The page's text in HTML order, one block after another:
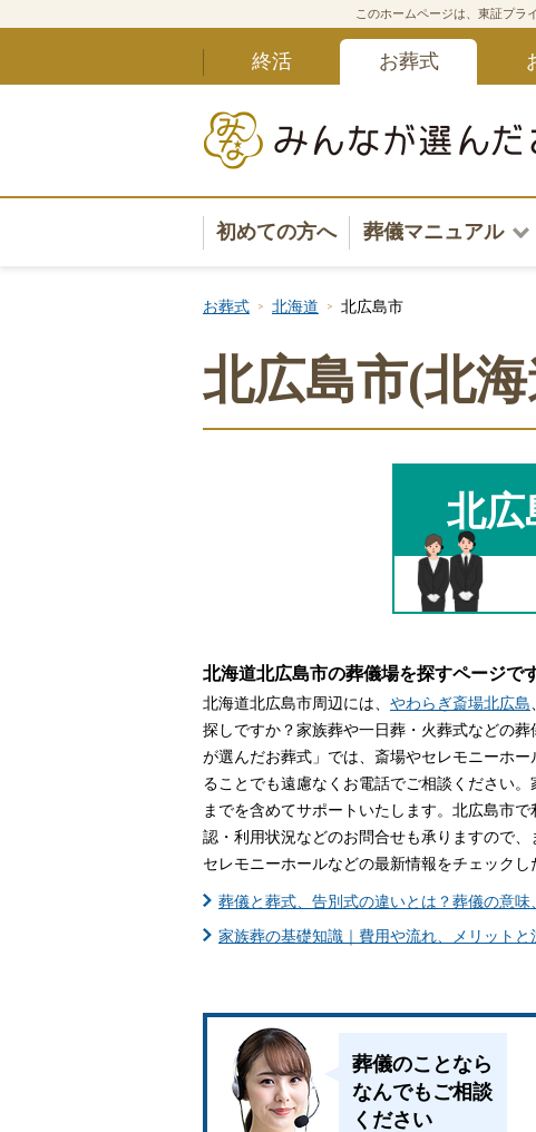
このホームページは、東証プラ
終活 お葬式
初めての方へ 葬儀マニュアル
葬儀マニュアル
葬儀安心サポート
葬儀の準備〜葬
葬儀の選び方
家族葬とは
葬儀費用の平均
お葬式 北海道 北広島市
北広島市(北
北広
北海道北広島市の葬儀場を探すページで
北海道北広島市周辺には、 やわらぎ斎場北広島
探しですか？家族葬や一日葬・火葬式などの
が選んだお葬式」では、斎場やセレモニーホ
ることでも遠慮なくお電話でご相談ください
までを含めてサポートいたします。北広島市
認・利用状況などのお問合せも承りますので
セレモニーホールなどの最新情報をチェック
葬儀と葬式、告別式の違いとは？葬儀の意味
家族葬の基礎知識｜費用や流れ、メリットと
葬儀のことなら
なんでもご相談
ください